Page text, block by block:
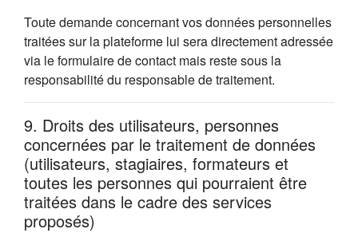
Toute demande concernant vos données personnelles
traitées sur la plateforme lui sera directement adressée
via le formulaire de contact mais reste sous la
responsabilité du responsable de traitement.
9. Droits des utilisateurs, personnes
concernées par le traitement de données
(utilisateurs, stagiaires, formateurs et
toutes les personnes qui pourraient être
traitées dans le cadre des services
proposés)